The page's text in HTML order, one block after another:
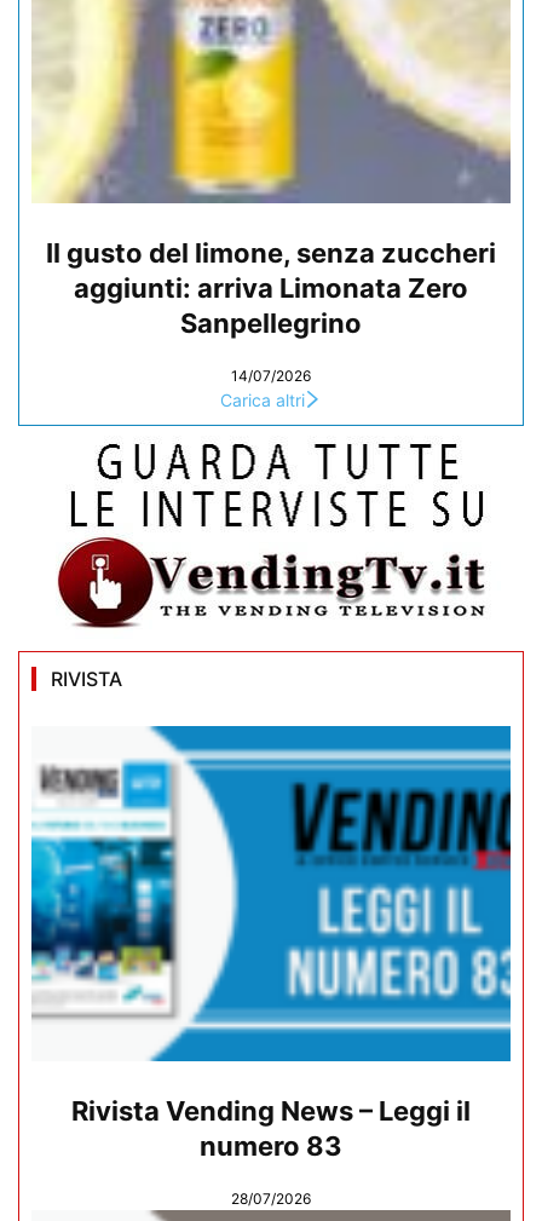
Il gusto del limone, senza zuccheri
aggiunti: arriva Limonata Zero
Sanpellegrino
14/07/2026
Carica altri
RIVISTA
Rivista Vending News – Leggi il
numero 83
28/07/2026